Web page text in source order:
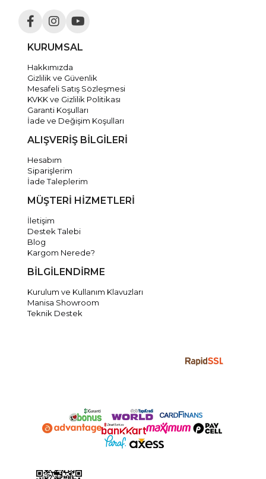
KURUMSAL
Hakkımızda
Gizlilik ve Güvenlik
Mesafeli Satış Sözleşmesi
KVKK ve Gizlilik Politikası
Garanti Koşulları
İade ve Değişim Koşulları
ALIŞVERİŞ BİLGİLERİ
Hesabım
Siparişlerim
İade Taleplerim
MÜŞTERİ HİZMETLERİ
İletişim
Destek Talebi
Blog
Kargom Nerede?
BİLGİLENDİRME
Kurulum ve Kullanım Klavuzları
Manisa Showroom
Teknik Destek